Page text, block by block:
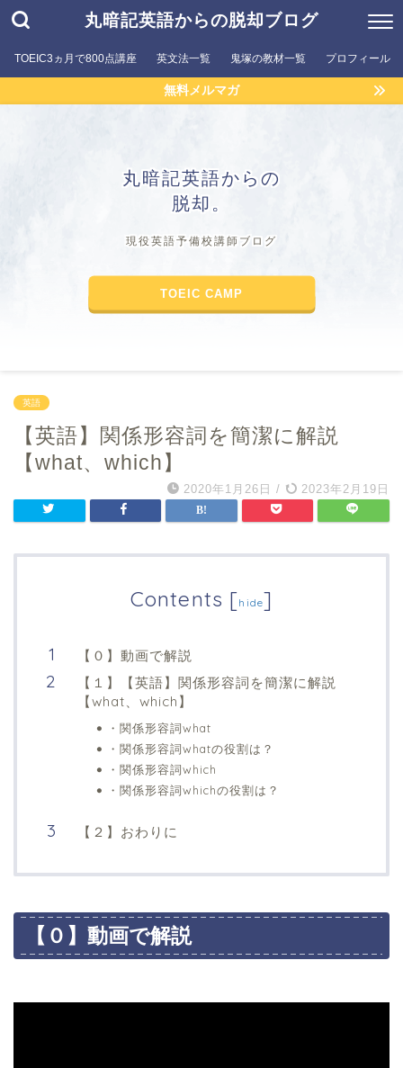
丸暗記英語からの脱却ブログ
TOEIC3ヵ月で800点講座 英文法一覧 鬼塚の教材一覧 プロフィール
無料メルマガ
丸暗記英語からの
脱却。
現役英語予備校講師ブログ
TOEIC CAMP
英語
【英語】関係形容詞を簡潔に解説
【what、which】
2020年1月26日 / 2023年2月19日
Contents [hide]
【０】動画で解説
【１】【英語】関係形容詞を簡潔に解説
【what、which】
・関係形容詞what
・関係形容詞whatの役割は？
・関係形容詞which
・関係形容詞whichの役割は？
【２】おわりに
【０】動画で解説